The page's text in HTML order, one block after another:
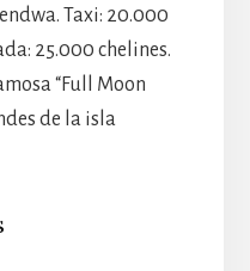
Taxi: 20.000
25.000 chelines.
“Full Moon
de la isla